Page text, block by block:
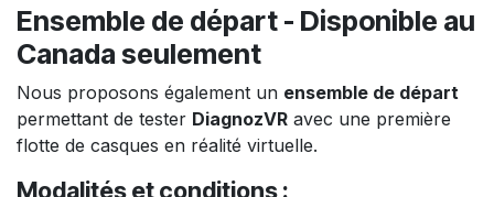
Ensemble de départ - Disponible au
Canada seulement
Nous proposons également un ensemble de départ
permettant de tester DiagnozVR avec une première
flotte de casques en réalité virtuelle.
Modalités et conditions :